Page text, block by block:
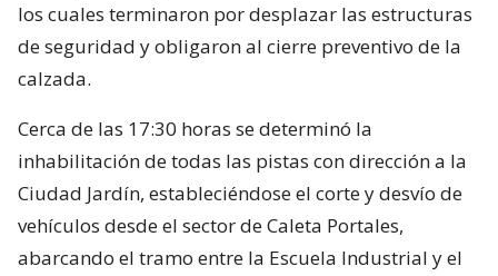
los cuales terminaron por desplazar las estructuras
de seguridad y obligaron al cierre preventivo de la
calzada.
Cerca de las 17:30 horas se determinó la
inhabilitación de todas las pistas con dirección a la
Ciudad Jardín, estableciéndose el corte y desvío de
vehículos desde el sector de Caleta Portales,
abarcando el tramo entre la Escuela Industrial y el